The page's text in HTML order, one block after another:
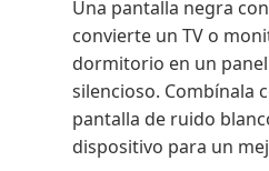
Una pantalla negra
convierte un TV o
dormitorio en un
silencioso. Combínala
pantalla de ruido
dispositivo para un